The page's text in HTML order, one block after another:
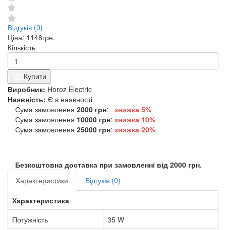
Відгуків (0)
Ціна: 1148грн.
Кількість
Купити
Виробник: Horoz Electric
Наявність: Є в наявності
Сума замовлення 2000 грн:
знижка 5%
Сума замовлення 10000 грн: знижка 10%
Сума замовлення 25000 грн: знижка 20%
Безкоштовна доставка при замовленні від 2000 грн.
Характеристики
Відгуків (0)
Характеристика
Потужність
35 W